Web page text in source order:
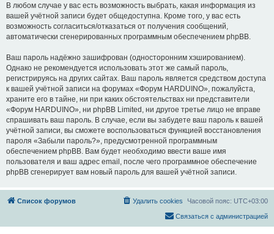
В любом случае у вас есть возможность выбрать, какая информация из
вашей учётной записи будет общедоступна. Кроме того, у вас есть
возможность согласиться/отказаться от получения сообщений,
автоматически сгенерированных программным обеспечением phpBB.
Ваш пароль надёжно зашифрован (односторонним хэшированием).
Однако не рекомендуется использовать этот же самый пароль,
регистрируясь на других сайтах. Ваш пароль является средством доступа
к вашей учётной записи на форумах «Форум HARDUINO», пожалуйста,
храните его в тайне, ни при каких обстоятельствах ни представители
«Форум HARDUINO», ни phpBB Limited, ни другое третье лицо не вправе
спрашивать ваш пароль. В случае, если вы забудете ваш пароль к вашей
учётной записи, вы сможете воспользоваться функцией восстановления
пароля «Забыли пароль?», предусмотренной программным
обеспечением phpBB. Вам будет необходимо ввести ваше имя
пользователя и ваш адрес email, после чего программное обеспечение
phpBB сгенерирует вам новый пароль для вашей учётной записи.
Список форумов Часовой пояс: UTC+03:00
Удалить cookies
Связаться с администрацией